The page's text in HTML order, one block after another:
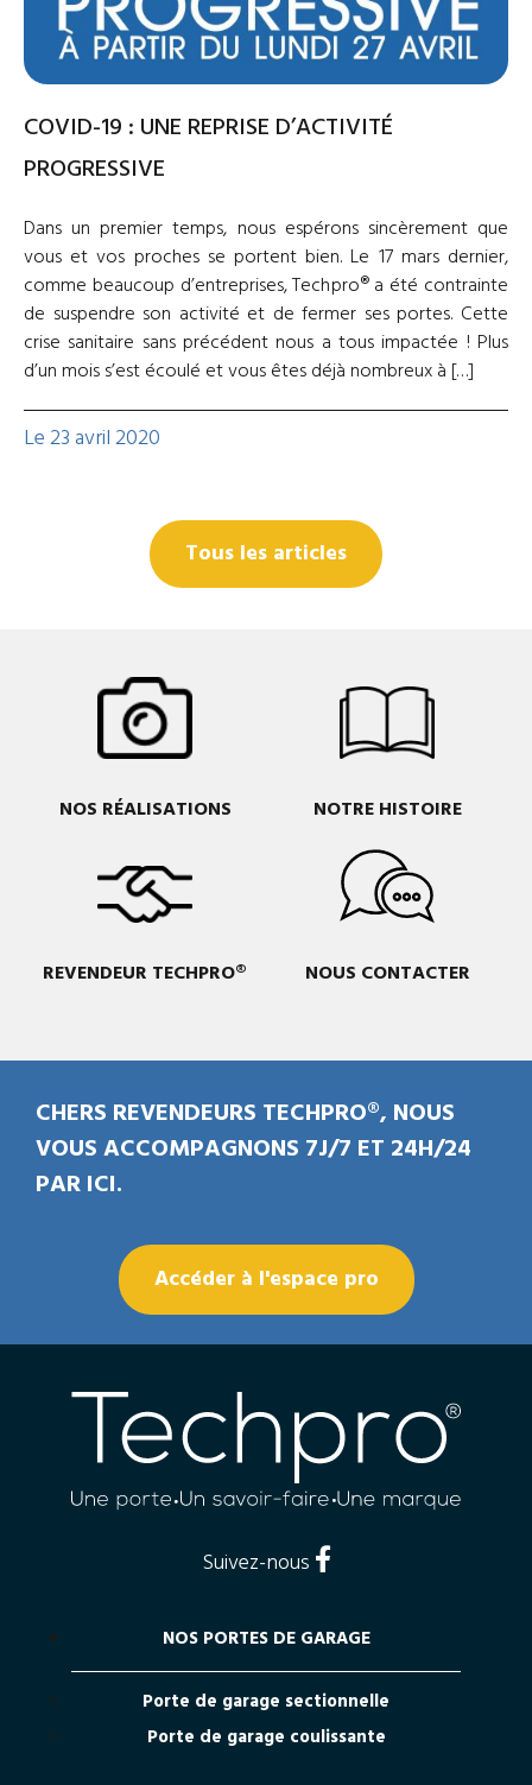
COVID-19 : UNE REPRISE D’ACTIVITÉ
PROGRESSIVE
Dans un premier temps, nous espérons sincèrement que
vous et vos proches se portent bien. Le 17 mars dernier,
comme beaucoup d’entreprises, Techpro® a été contrainte
de suspendre son activité et de fermer ses portes. Cette
crise sanitaire sans précédent nous a tous impactée ! Plus
d’un mois s’est écoulé et vous êtes déjà nombreux à […]
Le 23 avril 2020
Tous les articles
NOS RÉALISATIONS NOTRE HISTOIRE
REVENDEUR TECHPRO® NOUS CONTACTER
CHERS REVENDEURS TECHPRO®, NOUS
VOUS ACCOMPAGNONS 7J/7 ET 24H/24
PAR ICI.
Accéder à l'espace pro
Suivez-nous
NOS PORTES DE GARAGE
Porte de garage sectionnelle
Porte de garage coulissante